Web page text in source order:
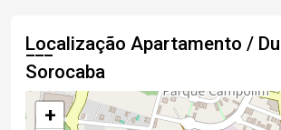
Localização Apartamento /
Sorocaba
+